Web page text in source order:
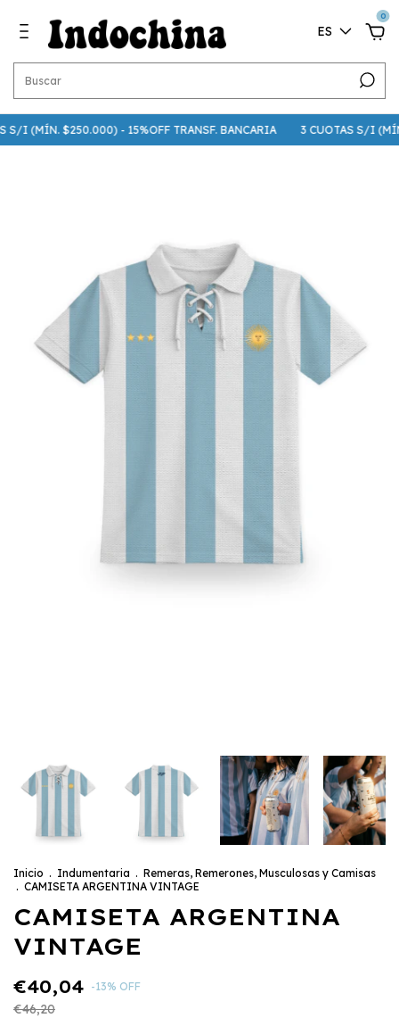
ES
0
(MÍN. $250.000) - 15%OFF TRANSF. BANCARIA 3 CUOTAS S/I (MÍN.
Inicio . Indumentaria . Remeras, Remerones, Musculosas y Camisas
. CAMISETA ARGENTINA VINTAGE
CAMISETA ARGENTINA
VINTAGE
€40,04 -13% OFF
€46,20